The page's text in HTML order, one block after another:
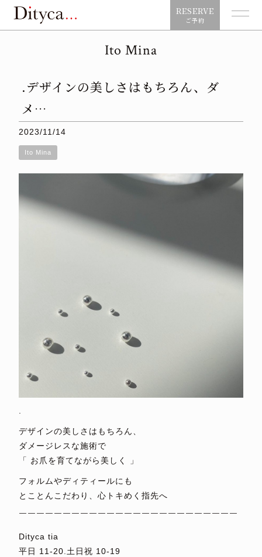
RESERVE
ご予約
Ito Mina
.デザインの美しさはもちろん、ダ
メ…
2023/11/14
Ito Mina
デザインの美しさはもちろん、
ダメージレスな施術で
「 お爪を育てながら美しく 」
フォルムやディティールにも
とことんこだわり、心トキめく指先へ
￣￣￣￣￣￣￣￣￣￣￣￣￣￣￣￣￣￣￣￣￣￣￣￣￣
Dityca tia
平日 11-20.土日祝 10-19